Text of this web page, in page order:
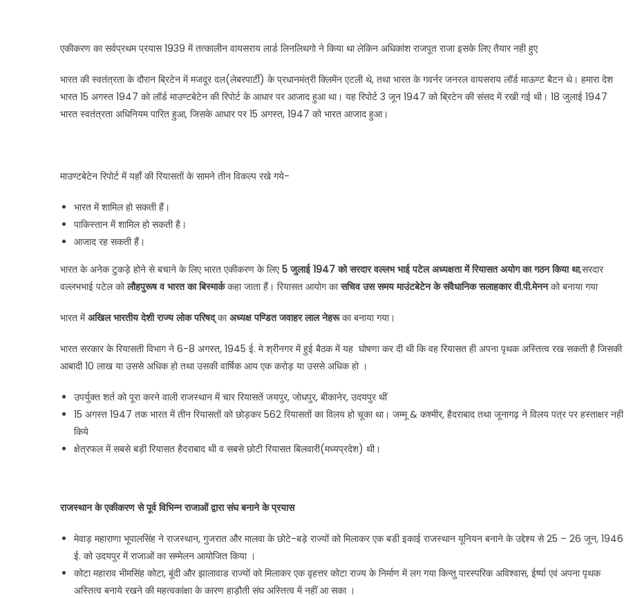
एकीकरण का सर्वप्रथम प्रयास 1939 में तत्कालीन वायसराय लार्ड लिनलिथगो ने किया था लेकिन अधिकांश राजपूत राजा इसके लिए तैयार नही हुए
भारत की स्वतंत्रता के दौरान ब्रिटेन में मजदूर दल(लेबरपार्टी) के प्रधानमंत्री क्लिमेंन एटली थे, तथा भारत के गवर्नर जनरल वायसराय लॉर्ड माऊण्ट बैटन थे। हमारा देश
भारत 15 अगस्त 1947 को लॉर्ड माउण्टबेटेन की रिपोर्ट के आधार पर आजाद हुआ था। यह रिपोर्ट 3 जून 1947 को ब्रिटेन की संसद में रखी गई थी। 18 जुलाई 1947
भारत स्वतंत्रता अधिनियम पारित हुआ, जिसके आधार पर 15 अगस्त, 1947 को भारत आजाद हुआ।
माउण्टबेटेन रिपोर्ट में यहाँ की रियासतों के सामने तीन विकल्प रखे गये-
भारत में शामिल हो सकती हैं।
पाकिस्तान में शामिल हो सकती है।
आजाद रह सकती हैं।
भारत के अनेक टुकड़े होने से बचाने के लिए भारत एकीकरण के लिए 5 जुलाई 1947 को सरदार वल्लभ भाई पटेल अध्यक्षता में रियासत अयोग का गठन किया था,सरदार
वल्लभभाई पटेल कोलौहपुरूष व भारत का बिस्मार्ककहा जाता हैं। रियासत आयोग कासचिव उस समय माउंटबेटेन के संवैधानिक सलाहकार वी.पी.मेननको बनाया गया
भारत मेंअखिल भारतीय देशी राज्य लोक परिषद्काअध्यक्ष पण्डित जवाहर लाल नेहरूका बनाया गया।
भारत सरकार के रियासती विभाग ने 6-8 अगस्त, 1945 ई. मे श्रीनगर में हुई बैठक में यह घोषणा कर दी थी कि वह रियासत ही अपना पृथक अस्तित्व रख सकती है जिसकी
आबादी 10 लाख या उससे अधिक हो तथा उसकी वार्षिक आय एक करोड़ या उससे अधिक हो ।
उपर्युक्त शर्त को पूरा करने वाली राजस्थान में चार रियासतें जयपुर, जोधपुर, बीकानेर, उदयपुर थीं
15 अगस्त 1947 तक भारत में तीन रियासतों को छोड़कर 562 रियासतों का विलय हो चूका था। जम्मू & कश्मीर, हैदराबाद तथा जूनागढ़ ने विलय पत्र पर हस्ताक्षर नही
किये
क्षेत्रफल में सबसे बड़ी रियासत हैदराबाद थी व सबसे छोटी रियासत बिलवारी(मध्यप्रदेश) थी।
राजस्थान के एकीकरण से पूर्व विभिन्न राजाओं द्वारा संघ बनाने के प्रयास
मेवाड़ महाराणा भूपालसिंह ने राजस्थान, गुजरात और मालवा के छोटे-बड़े राज्यों को मिलाकर एक बडी इकाई राजस्थान यूनियन बनाने के उद्देश्य से 25 – 26 जून, 1946
ई. को उदयपुर में राजाओं का सम्मेलन आयोजित किया ।
कोटा महाराव भीमसिंह कोटा, बूंदी और झालावाड राज्यों को मिलाकर एक वृहत्तर कोटा राज्य के निर्माण में लग गया किन्तु पारस्परिक अविश्वास, ईर्ष्या एवं अपना पृथक
अस्तित्व बनाये रखने की महत्वकांक्षा के कारण हाड़ौती संघ अस्तित्व में नहीं आ सका ।